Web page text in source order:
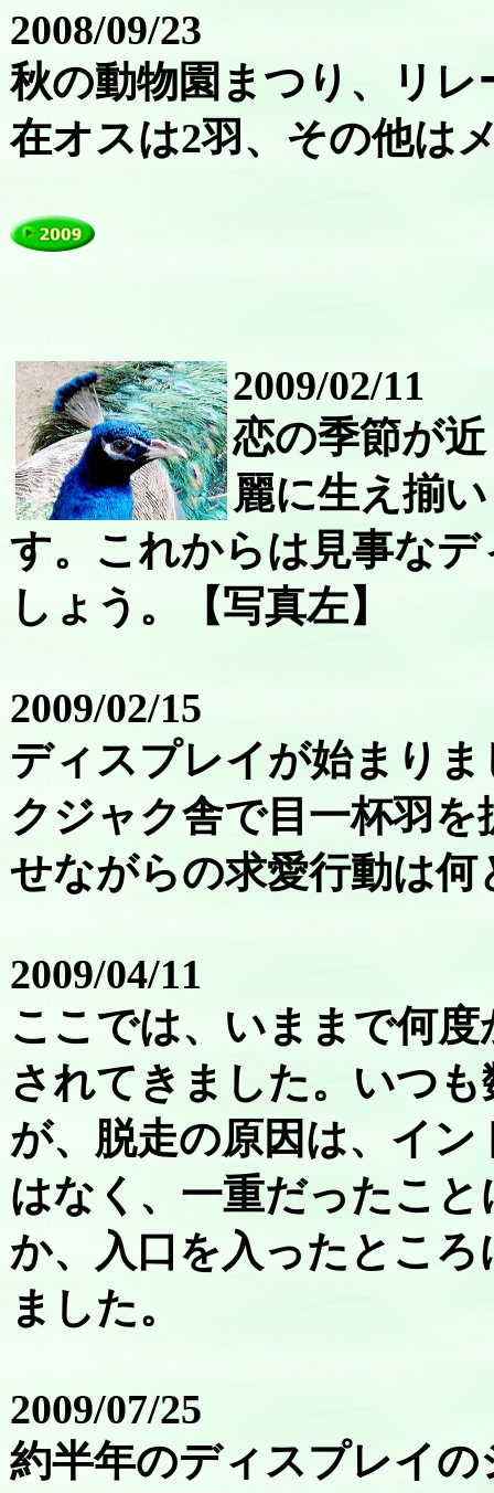
2008/09/23
秋の動物園まつり、リ
在オスは2羽、その他は
2009/02/11
恋の季節が
麗に生え揃
す。これからは見事な
しょう。【写真左】
2009/02/15
ディスプレイが始まり
クジャク舎で目一杯羽
せながらの求愛行動は
2009/04/11
ここでは、いままで何
されてきました。いつ
が、脱走の原因は、イ
はなく、一重だったこ
か、入口を入ったとこ
ました。
2009/07/25
約半年のディスプレイ